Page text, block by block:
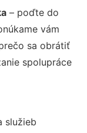
– poďte do
vám
sa obrátiť
spolupráce
služieb